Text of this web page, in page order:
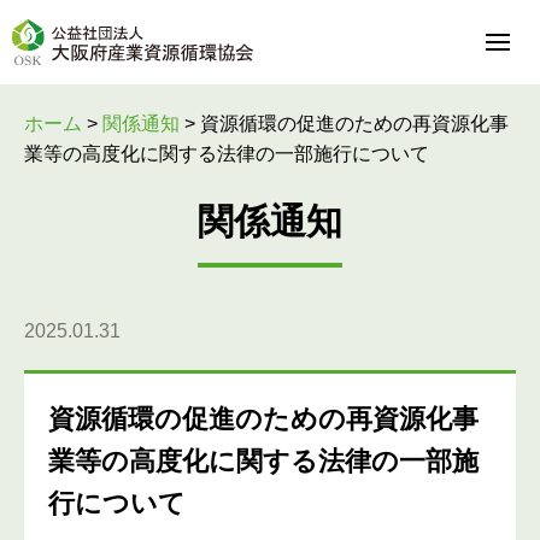
ホーム > 関係通知 > 資源循環の促進のための再資源化事
業等の高度化に関する法律の一部施行について
関係通知
2025.01.31
資源循環の促進のための再資源化事
業等の高度化に関する法律の一部施
行について